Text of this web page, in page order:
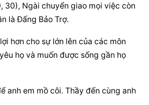
30), Ngài chuyển giao mọi việc còn
là Đấng Bảo Trợ.
hơn cho sự lớn lên của các môn
họ và muốn được sống gần họ
anh em mồ côi. Thầy đến cùng anh